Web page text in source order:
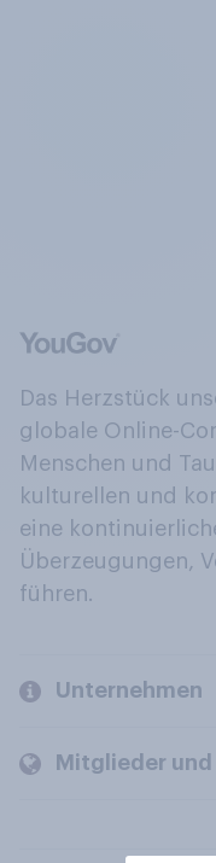
Das Herzstück
globale Online-
Menschen und
kulturellen und
eine
Überzeugungen,
führen.
Unternehmen
Mitglieder und